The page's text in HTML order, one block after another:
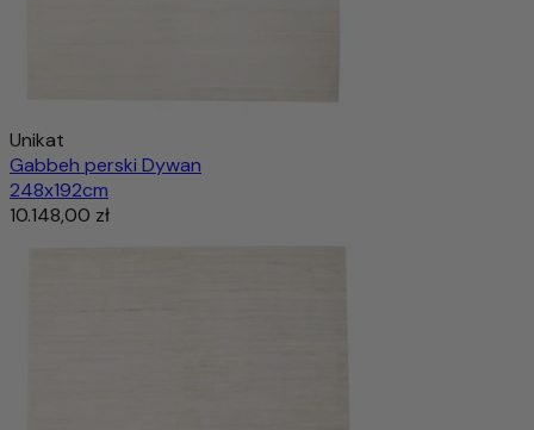
Unikat
Gabbeh perski Dywan
248x192cm
10.148,00 zł